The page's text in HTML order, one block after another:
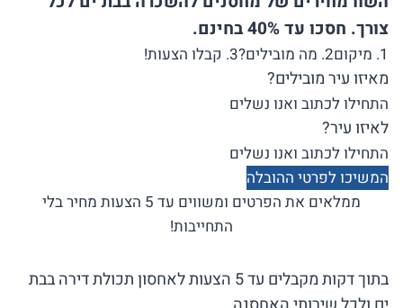
צורך. חסכו עד 40% בחינם.
1. מיקום 2. מה מובילים? 3. קבלו הצעות!
מאיזו עיר מובילים?
לאיזו עיר?
המשיכו לפרטי ההובלה
ממלאים את הפרטים ומשווים עד 5 הצעות מחיר בלי
התחייבות!
בתוך דקות מקבלים עד 5 הצעות לאחסון תכולת דירה בבת